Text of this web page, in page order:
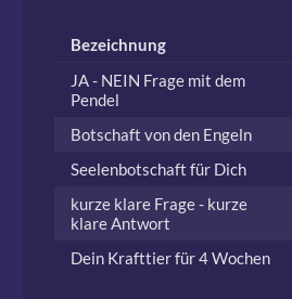
Bezeichnung
JA - NEIN Frage mit dem
Pendel
Botschaft von den Engeln
Seelenbotschaft für Dich
kurze klare Frage - kurze
klare Antwort
Dein Krafttier für 4 Wochen